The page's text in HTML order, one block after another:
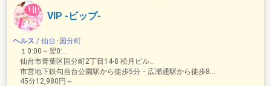
VIP -ビップ-
ヘルス / 仙台･国分町
１0:00～翌0:00
仙台市青葉区国分町2丁目14-8 松月ビル2F
市営地下鉄勾当台公園駅から徒歩5分・広瀬通駅から徒歩8分
45分12,980円～